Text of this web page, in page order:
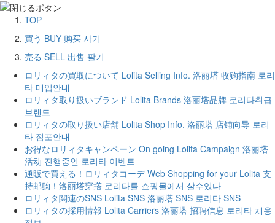
TOP
買う BUY 购买 사기
売る SELL 出售 팔기
ロリィタの買取について Lolita Selling Info. 洛丽塔 收购指南 로리
타 매입안내
ロリィタ取り扱いブランド Lolita Brands 洛丽塔品牌 로리타취급
브랜드
ロリィタの取り扱い店舗 Lolita Shop Info. 洛丽塔 店铺向导 로리
타 점포안내
お得なロリィタキャンペーン On going Lolita Campaign 洛丽塔
活动 진행중인 로리타 이벤트
通販で買える！ロリィタコーデ Web Shopping for your Lolita 支
持邮购！洛丽塔穿撘 로리타를 쇼핑몰에서 살수있다
ロリィタ関連のSNS Lolita SNS 洛丽塔 SNS 로리타 SNS
ロリィタの採用情報 Lolita Carriers 洛丽塔 招聘信息 로리타 채용